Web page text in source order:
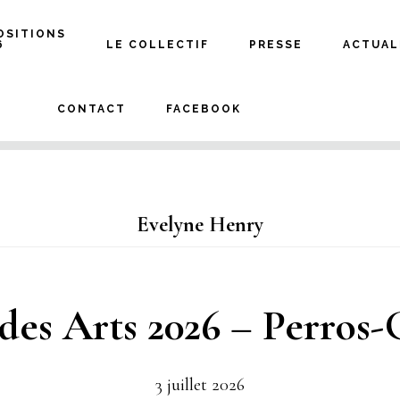
LE COLLECTIF PRESSE
CONTACT FACEBOOK
Evelyne Henry
Arts 2026 –
3 juillet 2026